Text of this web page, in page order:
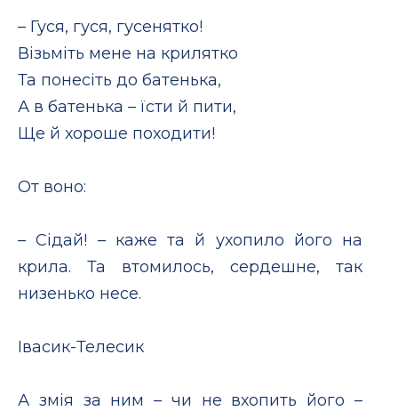
– Гуся, гуся, гусенятко!
Візьміть мене на крилятко
Та понесіть до батенька,
А в батенька – їсти й пити,
Ще й хороше походити!
От воно:
– Сідай! – каже та й ухопило його на
крила. Та втомилось, сердешне, так
низенько несе.
Iвасик-Телесик
А змія за ним – чи не вхопить його –